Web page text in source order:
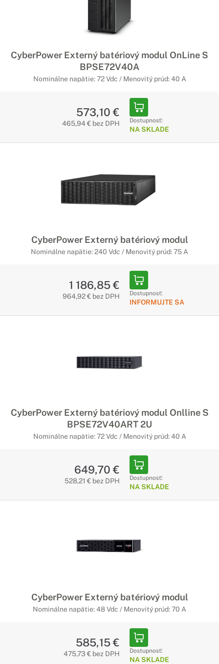
CyberPower Externý batériový modul OnLine S
BPSE72V40A
Nominálne napätie: 72 Vdc / Menovitý prúd: 40 A
573,10 €
465,94 € bez DPH Dostupnosť:
NA SKLADE
CyberPower Externý batériový modul
Nominálne napätie: 240 Vdc / Menovitý prúd: 75 A
1 186,85 €
964,92 € bez DPH Dostupnosť:
INFORMUJTE SA
CyberPower Externý batériový modul Onlline S
BPSE72V40ART 2U
Nominálne napätie: 72 Vdc / Menovitý prúd: 40 A
649,70 €
528,21 € bez DPH Dostupnosť:
NA SKLADE
CyberPower Externý batériový modul
Nominálne napätie: 48 Vdc / Menovitý prúd: 70 A
585,15 €
475,73 € bez DPH Dostupnosť:
NA SKLADE